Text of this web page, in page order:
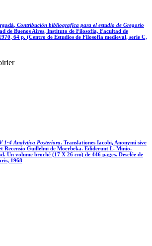
, Contribución bibliografica para el estudio de Gregorio
de Buenos Aires, Instituto de Filosofia, Facultad de
64 p. (Centro de Estudios de Filosofia medieval, serie C,
1-4 Analytica Posteriora. Translationes Iacobi, Anonymi sive
Recensio Guillelmi de Moerbeka. Ediderunt L. Minio-
Un volume broché (17 X 26 cm) de 446 pages. Desclée de
1968